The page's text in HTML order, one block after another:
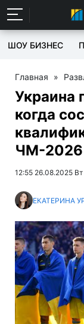
ШОУ БИЗНЕС
Главная »
Украина
когда
ЧМ-2026
12:55 26.08.2025 Вт
ЕКАТЕРИНА